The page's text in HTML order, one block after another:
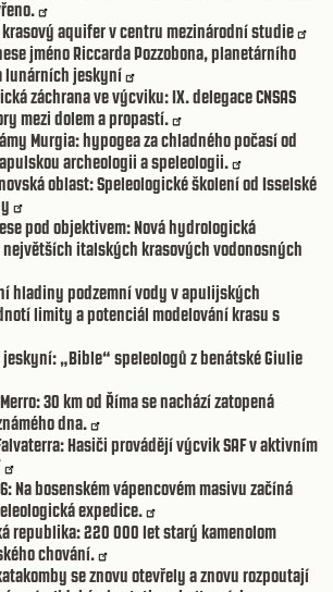
aquifer v centru mezinárodní studie
jméno Riccarda Pozzobona, planetárního
lunárních jeskyní
záchrana ve výcviku: IX. delegace CNSAS
mezi dolem a propastí.
Murgia: hypogea za chladného počasí od
archeologii a speleologii.
oblast: Speleologické školení od Isselské
pod objektivem: Nová hydrologická
italských krasových vodonosných
hladiny podzemní vody v apulijských
limity a potenciál modelování krasu s
„Bible“ speleologů z benátské Giulie
30 km od Říma se nachází zatopená
dna.
Hasiči provádějí výcvik SAF v aktivním
Na bosenském vápencovém masivu začíná
expedice.
republika: 220 000 let starý kamenolom
chování.
se znovu otevřely a znovu rozpoutají